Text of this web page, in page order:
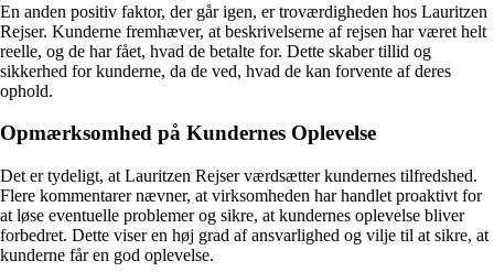
En anden positiv faktor, der går igen, er troværdigheden hos Lauritzen
Rejser. Kunderne fremhæver, at beskrivelserne af rejsen har været helt
reelle, og de har fået, hvad de betalte for. Dette skaber tillid og
sikkerhed for kunderne, da de ved, hvad de kan forvente af deres
ophold.
Opmærksomhed på Kundernes Oplevelse
Det er tydeligt, at Lauritzen Rejser værdsætter kundernes tilfredshed.
Flere kommentarer nævner, at virksomheden har handlet proaktivt for
at løse eventuelle problemer og sikre, at kundernes oplevelse bliver
forbedret. Dette viser en høj grad af ansvarlighed og vilje til at sikre, at
kunderne får en god oplevelse.